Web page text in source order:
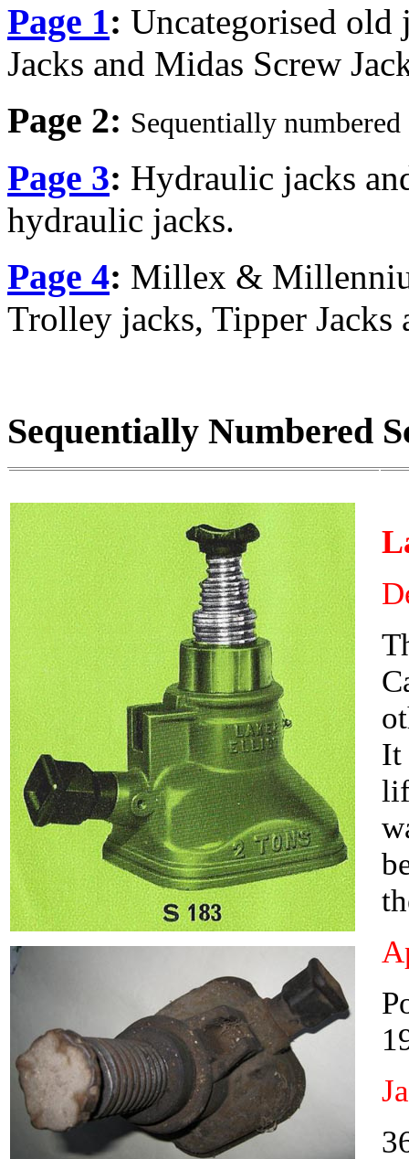
Page 1: Uncategorised old
Jacks and Midas Screw
Page 2: Sequentially numbered
Page 3: Hydraulic jacks
hydraulic jacks.
Page 4: Millex &
Trolley jacks, Tipper Jacks
Sequentially Numbered
It